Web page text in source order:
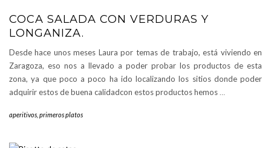
COCA SALADA CON VERDURAS Y
LONGANIZA.
Desde hace unos meses Laura por temas de trabajo, está viviendo en
Zaragoza, eso nos a llevado a poder probar los productos de esta
zona, ya que poco a poco ha ido localizando los sitios donde poder
adquirir estos de buena calidadcon estos productos hemos …
aperitivos primeros platos